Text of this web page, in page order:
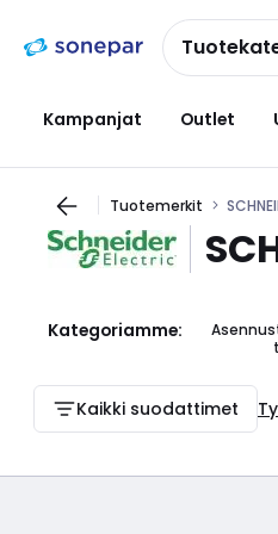
navigointiinsisältöön
Kampanjat Outlet
Tuotemerkit
Kategoriamme:
t
Kaikki suodattimet